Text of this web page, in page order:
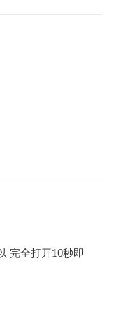
完全打开10秒即